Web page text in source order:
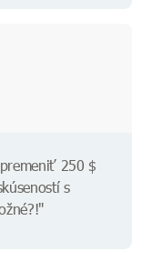
250 $
s